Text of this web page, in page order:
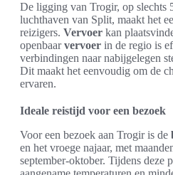
De ligging van Trogir, op slechts
luchthaven van Split, maakt het
reizigers. Vervoer kan
openbaarvervoer in de regio is
verbindingen naar nabijgelegen
Dit maakt het eenvoudig om de
ervaren.
Ideale reistijd voor een bezoek
Voor een bezoek aan Trogir is de
en het vroege najaar, met
september-oktober. Tijdens deze